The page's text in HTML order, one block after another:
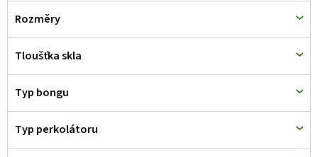
Rozměry
Tloušťka skla
Typ bongu
Typ perkolátoru